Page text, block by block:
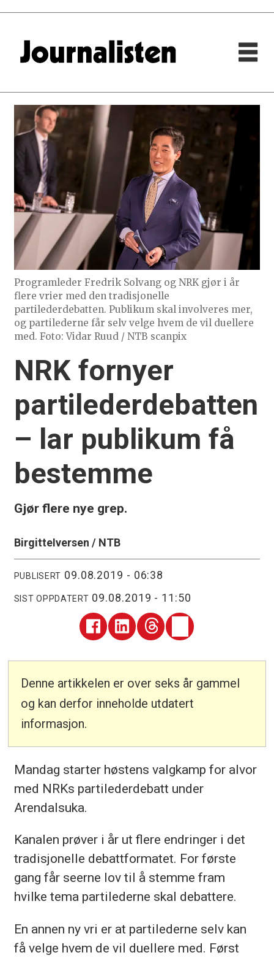
Programleder Fredrik Solvang og NRK gjør i år
flere vrier med den tradisjonelle
partilederdebatten. Publikum skal involveres mer,
og partilederne får selv velge hvem de vil duellere
med. Foto: Vidar Ruud / NTB scanpix
NRK fornyer
partilederdebatten
– lar publikum få
bestemme
Gjør flere nye grep.
BirgitteIversen / NTB
PUBLISERT 09.08.2019 - 06:38
SIST OPPDATERT 09.08.2019 - 11:50
Denne artikkelen er over seks år gammel
og kan derfor inneholde utdatert
informasjon.
Mandag starter høstens valgkamp for alvor
med NRKs partilederdebatt under
Arendalsuka.
Kanalen prøver i år ut flere endringer i det
tradisjonelle debattformatet. For første
gang får seerne lov til å stemme fram
hvilke tema partilederne skal debattere.
En annen ny vri er at partilederne selv kan
få velge hvem de vil duellere med. Først